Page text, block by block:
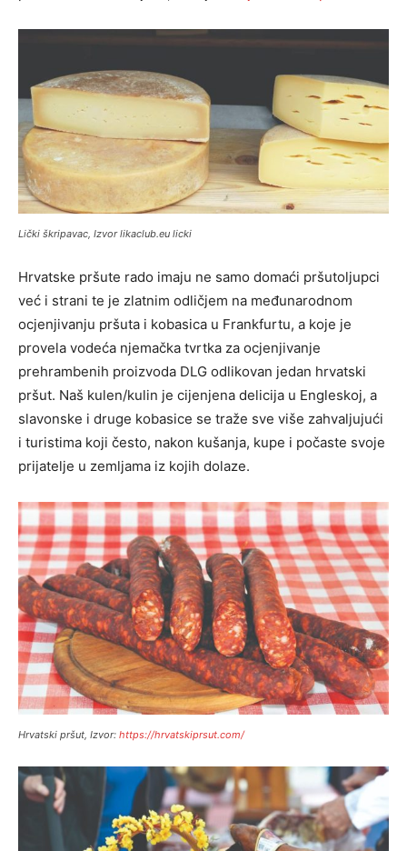
Lički škripavac, Izvor likaclub.eu licki
Hrvatske pršute rado imaju ne samo domaći pršutoljupci
već i strani te je zlatnim odličjem na međunarodnom
ocjenjivanju pršuta i kobasica u Frankfurtu, a koje je
provela vodeća njemačka tvrtka za ocjenjivanje
prehrambenih proizvoda DLG odlikovan jedan hrvatski
pršut. Naš kulen/kulin je cijenjena delicija u Engleskoj, a
slavonske i druge kobasice se traže sve više zahvaljujući
i turistima koji često, nakon kušanja, kupe i počaste svoje
prijatelje u zemljama iz kojih dolaze.
Hrvatski pršut, Izvor: https://hrvatskiprsut.com/